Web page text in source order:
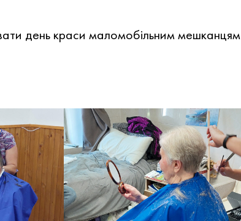
день краси маломобільним мешканцям